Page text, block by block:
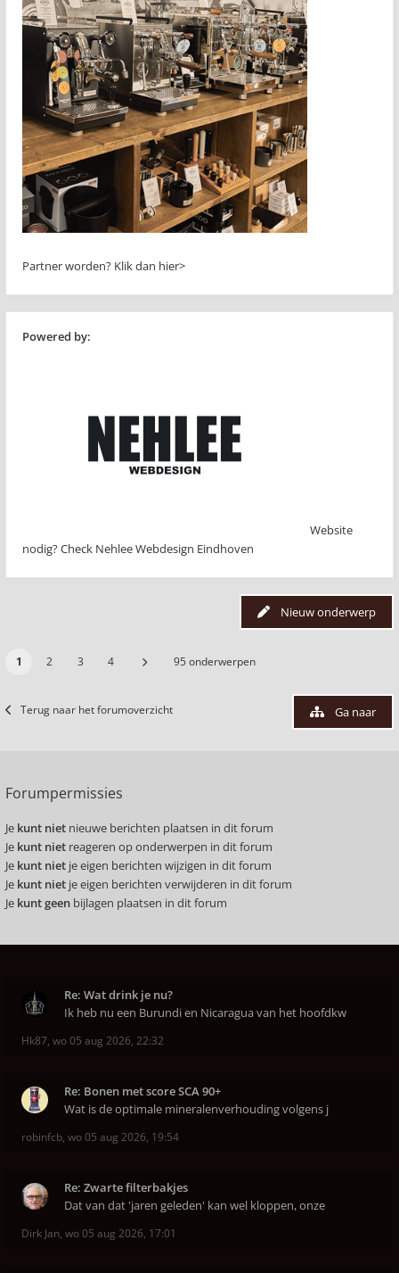
Partner worden? Klik dan hier>
Powered by:
Website
nodig? Check Nehlee Webdesign Eindhoven
Nieuw onderwerp
1 2 3 4 95 onderwerpen
Terug naar het forumoverzicht Ga naar
Forumpermissies
Je kunt niet nieuwe berichten plaatsen in dit forum
Je kunt niet reageren op onderwerpen in dit forum
Je kunt niet je eigen berichten wijzigen in dit forum
Je kunt niet je eigen berichten verwijderen in dit forum
Je kunt geen bijlagen plaatsen in dit forum
Re: Wat drink je nu?
Ik heb nu een Burundi en Nicaragua van het hoofdkw
Hk87, wo 05 aug 2026, 22:32
Re: Bonen met score SCA 90+
Wat is de optimale mineralenverhouding volgens j
robinfcb, wo 05 aug 2026, 19:54
Re: Zwarte filterbakjes
Dat van dat 'jaren geleden' kan wel kloppen, onze
Dirk Jan, wo 05 aug 2026, 17:01